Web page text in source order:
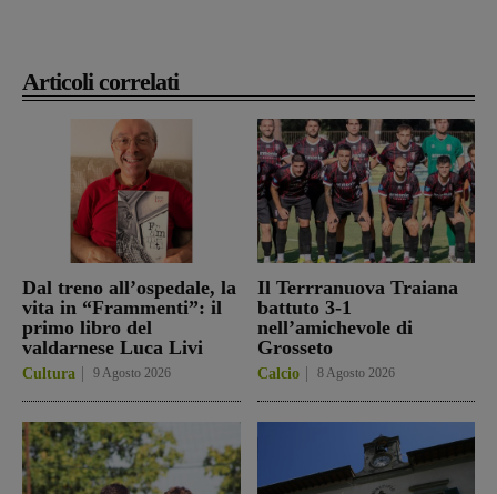
Articoli correlati
Dal treno all’ospedale, la
vita in “Frammenti”: il
primo libro del
valdarnese Luca Livi
Cultura 9 Agosto 2026
Il Terrranuova Traiana
battuto 3-1
nell’amichevole di
Grosseto
Calcio 8 Agosto 2026